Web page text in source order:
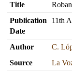
Title
Publication
Date
11th
Author
C.
Source
La